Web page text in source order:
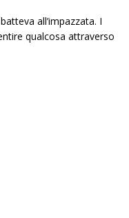
all’impazzata. I
qualcosa attraverso